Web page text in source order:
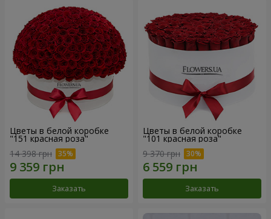
Цветы в белой коробке
"151 красная роза"
14 398 грн
Заказать
Цветы в белой коробке
"101 красная роза"
9 370 грн
Заказать